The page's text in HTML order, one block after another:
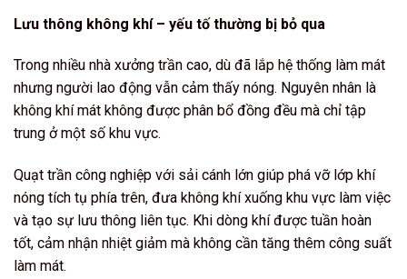
Lưu thông không khí – yếu tố thường bị bỏ qua
Trong nhiều nhà xưởng trần cao, dù đã lắp hệ thống làm mát
nhưng người lao động vẫn cảm thấy nóng. Nguyên nhân là
không khí mát không được phân bổ đồng đều mà chỉ tập
trung ở một số khu vực.
Quạt trần công nghiệp với sải cánh lớn giúp phá vỡ lớp khí
nóng tích tụ phía trên, đưa không khí xuống khu vực làm việc
và tạo sự lưu thông liên tục. Khi dòng khí được tuần hoàn
tốt, cảm nhận nhiệt giảm mà không cần tăng thêm công suất
làm mát.